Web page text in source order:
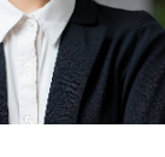
机维修培训班】
机维修培训班】